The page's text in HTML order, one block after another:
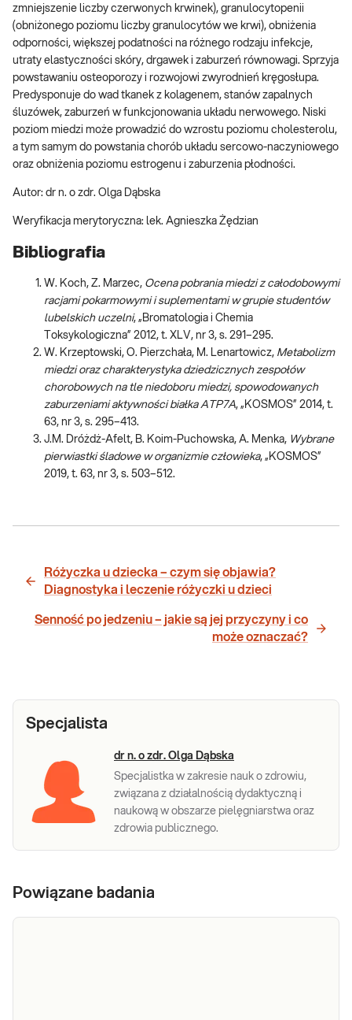
zmniejszenie liczby czerwonych krwinek), granulocytopenii
(obniżonego poziomu liczby granulocytów we krwi), obniżenia
odporności, większej podatności na różnego rodzaju infekcje,
utraty elastyczności skóry, drgawek i zaburzeń równowagi. Sprzyja
powstawaniu osteoporozy i rozwojowi zwyrodnień kręgosłupa.
Predysponuje do wad tkanek z kolagenem, stanów zapalnych
śluzówek, zaburzeń w funkcjonowania układu nerwowego. Niski
poziom miedzi może prowadzić do wzrostu poziomu cholesterolu,
a tym samym do powstania chorób układu sercowo-naczyniowego
oraz obniżenia poziomu estrogenu i zaburzenia płodności.
Autor: dr n. o zdr. Olga Dąbska
Weryfikacja merytoryczna: lek. Agnieszka Żędzian
Bibliografia
W. Koch, Z. Marzec, Ocena pobrania miedzi z całodobowymi
racjami pokarmowymi i suplementami w grupie studentów
lubelskich uczelni, „Bromatologia i Chemia
Toksykologiczna” 2012, t. XLV, nr 3, s. 291–295.
W. Krzeptowski, O. Pierzchała, M. Lenartowicz, Metabolizm
miedzi oraz charakterystyka dziedzicznych zespołów
chorobowych na tle niedoboru miedzi, spowodowanych
zaburzeniami aktywności białka ATP7A, „KOSMOS” 2014, t.
63, nr 3, s. 295–413.
J.M. Dróżdż-Afelt, B. Koim-Puchowska, A. Menka, Wybrane
pierwiastki śladowe w organizmie człowieka, „KOSMOS”
2019, t. 63, nr 3, s. 503–512.
Różyczka u dziecka – czym się objawia?
Diagnostyka i leczenie różyczki u dzieci
Senność po jedzeniu – jakie są jej przyczyny i co
może oznaczać?
Specjalista
dr n. o zdr. Olga Dąbska
Specjalistka w zakresie nauk o zdrowiu,
związana z działalnością dydaktyczną i
naukową w obszarze pielęgniarstwa oraz
zdrowia publicznego.
Powiązane badania